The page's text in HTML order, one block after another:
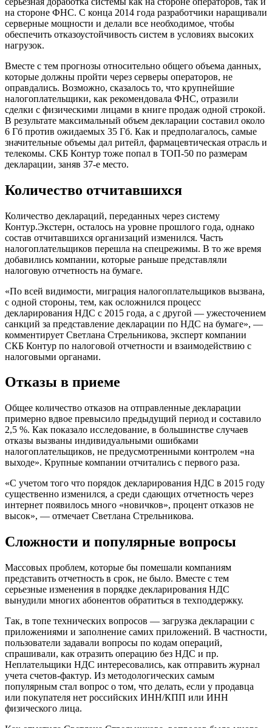
на стороне ФНС. С конца 2014 года разработчики наращивали
серверные мощности и делали все необходимое, чтобы
обеспечить отказоустойчивость систем в условиях высоких
нагрузок.
Вместе с тем прогнозы относительно общего объема данных,
которые должны пройти через серверы операторов, не
оправдались. Возможно, сказалось то, что крупнейшие
налогоплательщики, как рекомендовала ФНС, отразили
сделки с физическими лицами в книге продаж одной строкой.
В результате максимальный объем декларации составил около
6 Гб против ожидаемых 35 Гб. Как и предполагалось, самые
значительные объемы дал ритейл, фармацевтическая отрасль и
телекомы. СКБ Контур тоже попал в ТОП-50 по размерам
декларации, заняв 37-е место.
Количество отчитавшихся
Количество деклараций, переданных через систему
Контур.Экстерн, осталось на уровне прошлого года, однако
состав отчитавшихся организаций изменился. Часть
налогоплательщиков перешла на спецрежимы. В то же время
добавились компании, которые раньше представляли
налоговую отчетность на бумаге.
«По всей видимости, миграция налогоплательщиков вызвана,
с одной стороны, тем, как осложнился процесс
декларирования НДС с 2015 года, а с другой — ужесточением
санкций за представление декларации по НДС на бумаге», —
комментирует Светлана Стрельникова, эксперт компании
СКБ Контур по налоговой отчетности и взаимодействию с
налоговыми органами.
Отказы в приеме
Общее количество отказов на отправленные декларации
примерно вдвое превысило предыдущий период и составило
2,5 %. Как показало исследование, в большинстве случаев
отказы вызваны индивидуальными ошибками
налогоплательщиков, не предусмотренными контролем «на
выходе». Крупные компании отчитались с первого раза.
«С учетом того что порядок декларирования НДС в 2015 году
существенно изменился, а среди сдающих отчетность через
интернет появилось много «новичков», процент отказов не
высок», — отмечает Светлана Стрельникова.
Сложности и популярные вопросы
Массовых проблем, которые бы помешали компаниям
представить отчетность в срок, не было. Вместе с тем
серьезные изменения в порядке декларирования НДС
вынудили многих абонентов обратиться в техподдержку.
Так, в топе технических вопросов — загрузка декларации с
приложениями и заполнение самих приложений. В частности,
пользователи задавали вопросы по кодам операций,
спрашивали, как отразить операцию без НДС и пр.
Неплательщики НДС интересовались, как отправить журнал
учета счетов-фактур. Из методологических самым
популярным стал вопрос о том, что делать, если у продавца
или покупателя нет российских ИНН/КПП или ИНН
физического лица.